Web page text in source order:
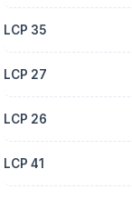
LCP 35
LCP 27
LCP 26
LCP 41